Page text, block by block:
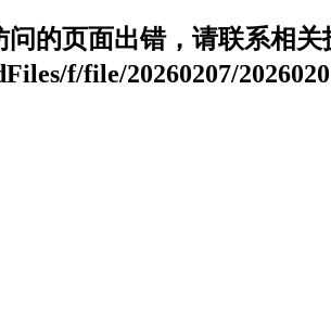
问的页面出错，请联系相关
f/file/20260207/